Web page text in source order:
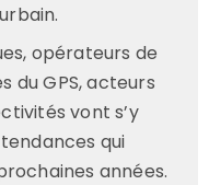
opérateurs de
du GPS, acteurs
vont s’y
qui
années.